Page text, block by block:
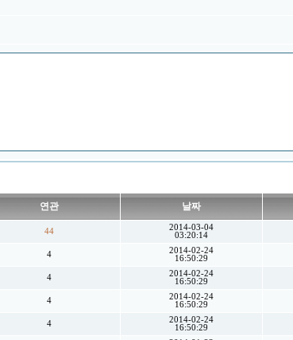
연관 날짜
44
2014-03-04
03:20:14
4
2014-02-24
16:50:29
4
2014-02-24
16:50:29
4
2014-02-24
16:50:29
4
2014-02-24
16:50:29